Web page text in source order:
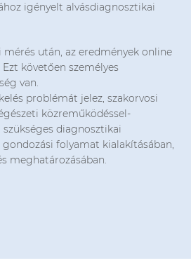
igényelt alvásdiagnosztikai
mérés után, az eredmények online
követően személyes
van.
problémát jelez, szakorvosi
közreműködéssel-
diagnosztikai
folyamat kialakításában,
meghatározásában.